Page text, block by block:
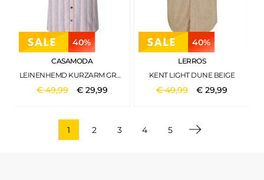
40%
CASAMODA
LEINENHEMD KURZARM GRÜN
€49,99 € 29,99
40%
LERROS
KENT LIGHT DUNE BEIGE
€49,99 €29,99
1 2 3 4 5